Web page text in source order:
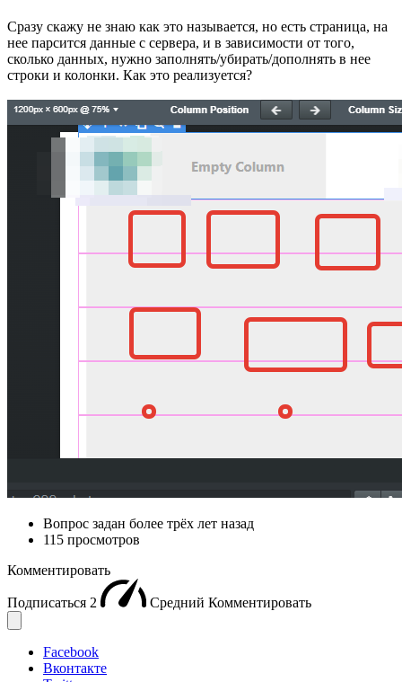
Сразу скажу не знаю как это называется, но есть страница, на
нее парсится данные с сервера, и в зависимости от того,
сколько данных, нужно заполнять/убирать/дополнять в нее
строки и колонки. Как это реализуется?
Вопрос задан более трёх лет назад
115 просмотров
Комментировать
Подписаться 2 Средний Комментировать
Facebook
Вконтакте